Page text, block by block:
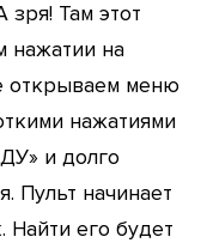
зря! Там этот
нажатии на
открываем меню
нажатиями
и долго
Пульт начинает
Найти его будет